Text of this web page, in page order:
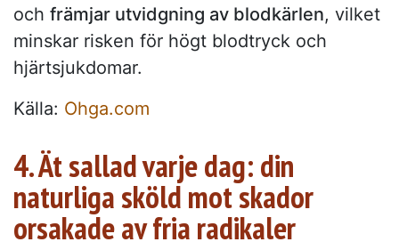
och främjar utvidgning av blodkärlen, vilket
minskar risken för högt blodtryck och
hjärtsjukdomar.
Källa: Ohga.com
4. Ät sallad varje dag: din
naturliga sköld mot skador
orsakade av fria radikaler